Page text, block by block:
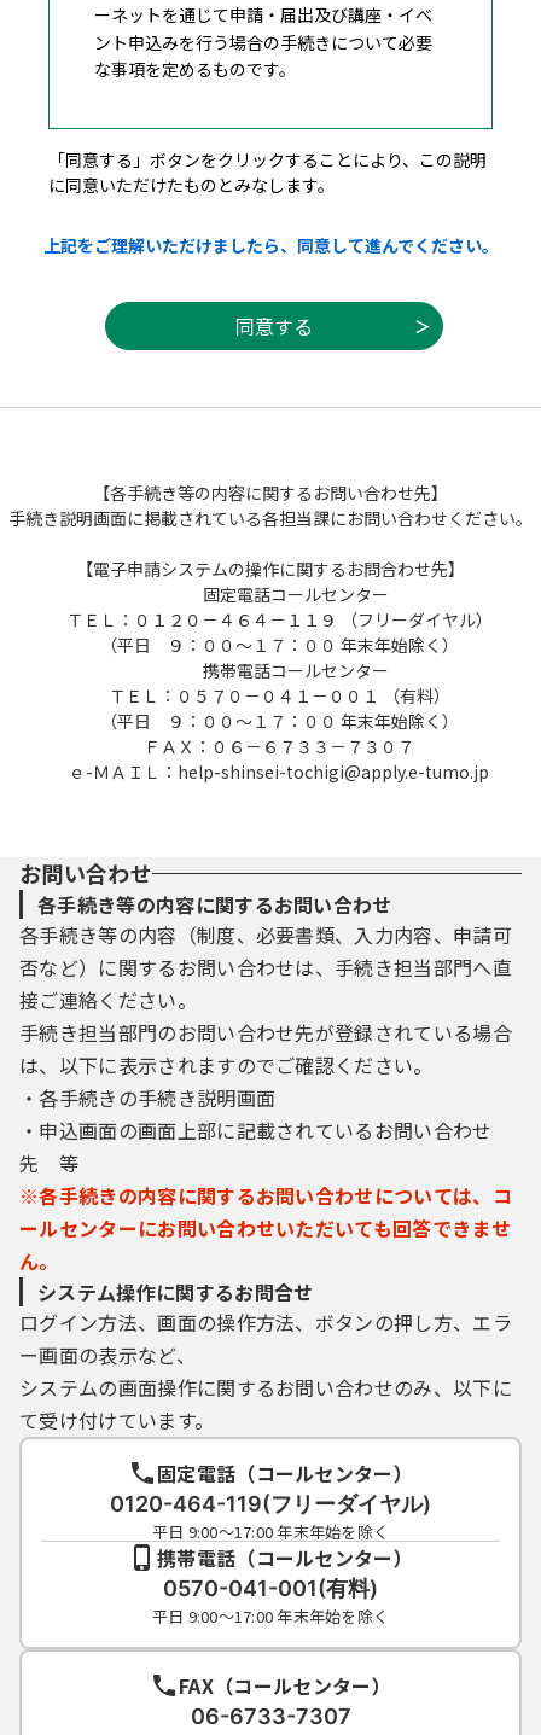
ーネットを通じて申請・届出及び講座・イベ
ント申込みを行う場合の手続きについて必要
な事項を定めるものです。
２ 利用規約の同意
行うためには、この規約に同意していただく
ことが必要です。このことを前提に、栃木県
ステムをご利用された方は、この規約に同意
されたものとみなします。何らかの理由によ
３ 利用者ＩＤ・パスワード等の登録・変更
及び削除
本システムを利用して申請・届出等手続を行
う場合は、利用者たる本人が利用方法に従い
利用者登録を行うことができるものとしま
す。
（１）利用者登録を行う際は、利用者ＩＤ、
パスワード、氏名、住所、その他の必要な事
があった場合は変更手続を行ってください。
（３）本システムは、利用者が登録したメー
ルアドレスへＵＲＬを送信します。利用者
は、メールに記載されているＵＲＬにアクセ
スすることで、本登録を行います。
（４）利用者登録にて登録された情報は、栃
木県にて管理されます。
（５）利用者は、登録した利用者情報を使用
しなくなった場合に削除をすることができま
す。
４ 利用者ＩＤ・パスワード等の管理
画面上で通知する整理番号及びパスワード
（申請データ用）は、利用者のデータの保護
に不可欠なものです。利用者は、次の事項を
ご確認ください。
（１）利用者ＩＤ、パスワード、整理番号及
びパスワード（申請データ用）は、他者に知
られないように管理してください。
（２）他者からのパスワード等の照会には応
じないでください。
（３）安全性をより高めるため、パスワード
は、定期的に変更してください。
（４）利用者ＩＤ、パスワードは、再発行し
ません。なお、利用者ＩＤ、パスワードを紛
失し、盗難に遭い、又は不正使用されたこと
が分かったときは、速やかに問い合わせ先に
「同意する」ボタンをクリックすることにより、この説明
に同意いただけたものとみなします。
上記をご理解いただけましたら、同意して進んでください。
【各手続き等の内容に関するお問い合わせ先】
手続き説明画面に掲載されている各担当課にお問い合わせください。
【電子申請システムの操作に関するお問合わせ先】
固定電話コールセンター
ＴＥＬ：０１２０－４６４－１１９ （フリーダイヤル）
（平日 ９：００～１７：００ 年末年始除く）
携帯電話コールセンター
ＴＥＬ：０５７０－０４１－００１ （有料）
（平日 ９：００～１７：００ 年末年始除く）
ＦＡＸ：０６－６７３３－７３０７
ｅ-ＭＡＩＬ：help-shinsei-tochigi@apply.e-tumo.jp
お問い合わせ
各手続き等の内容に関するお問い合わせ
各手続き等の内容（制度、必要書類、入力内容、申請可
否など）に関するお問い合わせは、手続き担当部門へ直
接ご連絡ください。
手続き担当部門のお問い合わせ先が登録されている場合
は、以下に表示されますのでご確認ください。
・各手続きの手続き説明画面
・申込画面の画面上部に記載されているお問い合わせ
先 等
※各手続きの内容に関するお問い合わせについては、コ
ールセンターにお問い合わせいただいても回答できませ
ん。
システム操作に関するお問合せ
ログイン方法、画面の操作方法、ボタンの押し方、エラ
ー画面の表示など、
システムの画面操作に関するお問い合わせのみ、以下に
て受け付けています。
固定電話（コールセンター）
0120-464-119(フリーダイヤル)
平日 9:00～17:00 年末年始を除く
携帯電話（コールセンター）
0570-041-001(有料)
平日 9:00～17:00 年末年始を除く
FAX（コールセンター）
06-6733-7307